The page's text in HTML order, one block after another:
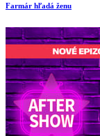
Farmár hľadá ženu